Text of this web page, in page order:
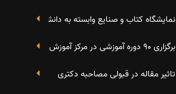
نمایشگاه کتاب و صنایع وابسته به دانشگاه صنعتی شریف 4 الی 8 مهر
برگزاری 90 دوره آموزشی در مرکز آموزش فرهنگی دانشگاه علامه
تاثیر مقاله در قبولی مصاحبه دکتری